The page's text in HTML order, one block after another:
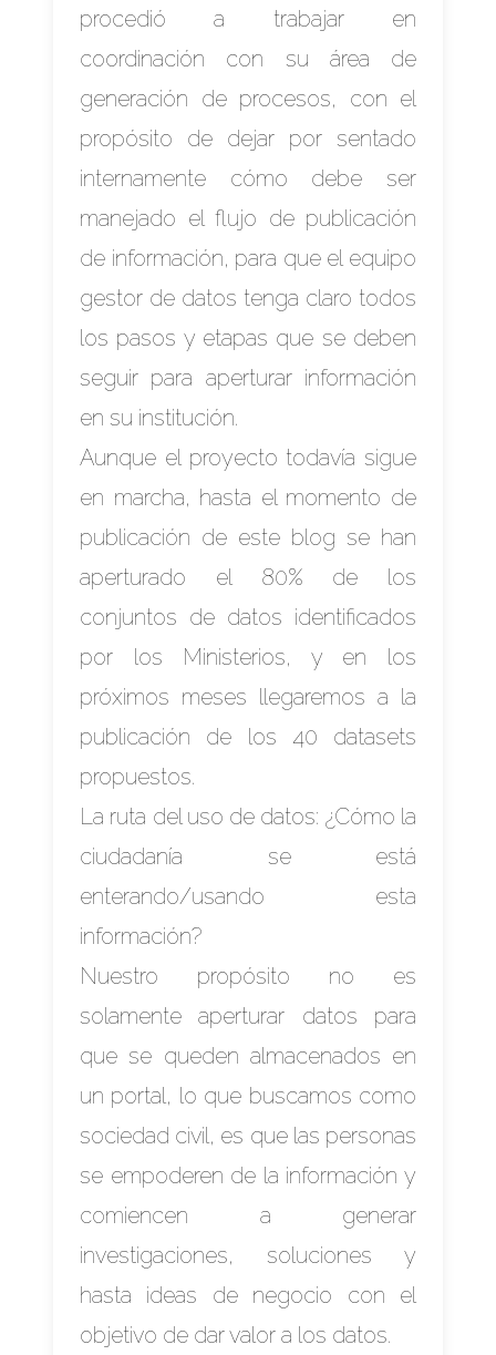
procedió a trabajar en
coordinación con su área de
generación de procesos, con el
propósito de dejar por sentado
internamente cómo debe ser
manejado el flujo de publicación
de información, para que el equipo
gestor de datos tenga claro todos
los pasos y etapas que se deben
seguir para aperturar información
en su institución.
Aunque el proyecto todavía sigue
en marcha, hasta el momento de
publicación de este blog se han
aperturado el 80% de los
conjuntos de datos identificados
por los Ministerios, y en los
próximos meses llegaremos a la
publicación de los 40 datasets
propuestos.
La ruta del uso de datos: ¿Cómo la
ciudadanía se está
enterando/usando esta
información?
Nuestro propósito no es
solamente aperturar datos para
que se queden almacenados en
un portal, lo que buscamos como
sociedad civil, es que las personas
se empoderen de la información y
comiencen a generar
investigaciones, soluciones y
hasta ideas de negocio con el
objetivo de dar valor a los datos.